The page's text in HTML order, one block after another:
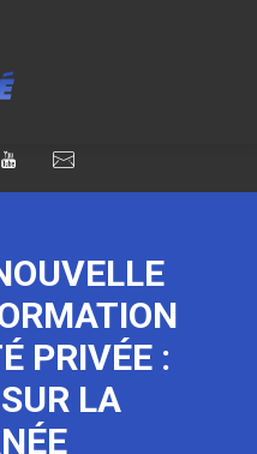
PRIVÉE :
LA